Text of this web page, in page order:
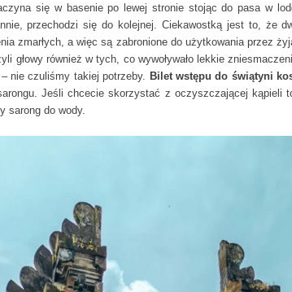
się w basenie po lewej stronie stojąc do pasa w
przechodzi się do kolejnej. Ciekawostką jest to, że
zmarłych, a więc są zabronione do użytkowania przez
głowy również w tych, co wywoływało lekkie
nie czuliśmy takiej potrzeby.
Bilet wstępu do świątyni
Jeśli chcecie skorzystać z oczyszczającej kąpieli
sarong do wody.